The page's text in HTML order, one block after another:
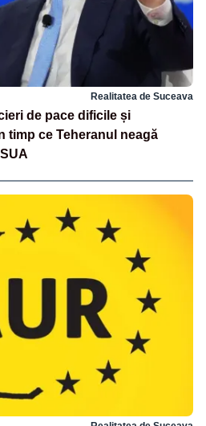
Realitatea de Suceava
de pace dificile și
timp ce Teheranul neagă